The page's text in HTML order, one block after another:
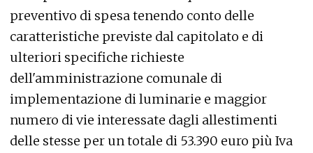
preventivo di spesa tenendo conto delle
caratteristiche previste dal capitolato e di
ulteriori specifiche richieste
dell'amministrazione comunale di
implementazione di luminarie e maggior
numero di vie interessate dagli allestimenti
delle stesse per un totale di 53.390 euro più Iva